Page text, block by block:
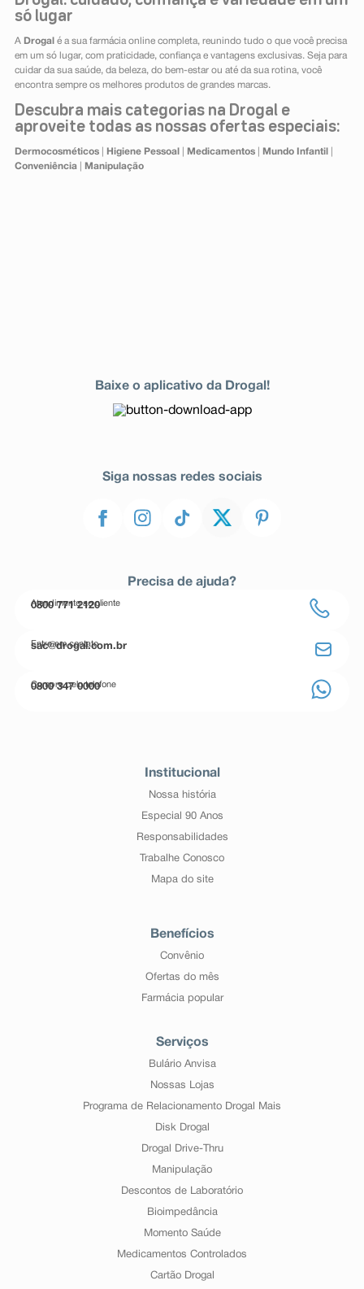
só lugar
A Drogal é a sua farmácia online completa, reunindo tudo o que você precisa
em um só lugar, com praticidade, confiança e vantagens exclusivas. Seja para
cuidar da sua saúde, da beleza, do bem-estar ou até da sua rotina, você
encontra sempre os melhores produtos de grandes marcas.
Descubra mais categorias na Drogal e
aproveite todas as nossas ofertas especiais:
Dermocosméticos| Higiene Pessoal Medicamentos| Mundo Infantil
Conveniência| Manipulação
Baixe o aplicativo da Drogal!
Siga nossas redes sociais
Precisa de ajuda?
Atendimento ao cliente
0800 771 2120
Entre em contato
sac@drogal.com.br
Compre pelo telefone
0800 347 0000
Institucional
Nossa história
Especial 90 Anos
Responsabilidades
Trabalhe Conosco
Mapa do site
Benefícios
Convênio
Ofertas do mês
Farmácia popular
Serviços
Bulário Anvisa
Nossas Lojas
Programa de Relacionamento Drogal Mais
Disk Drogal
Drogal Drive-Thru
Manipulação
Descontos de Laboratório
Bioimpedância
Momento Saúde
Medicamentos Controlados
Cartão Drogal